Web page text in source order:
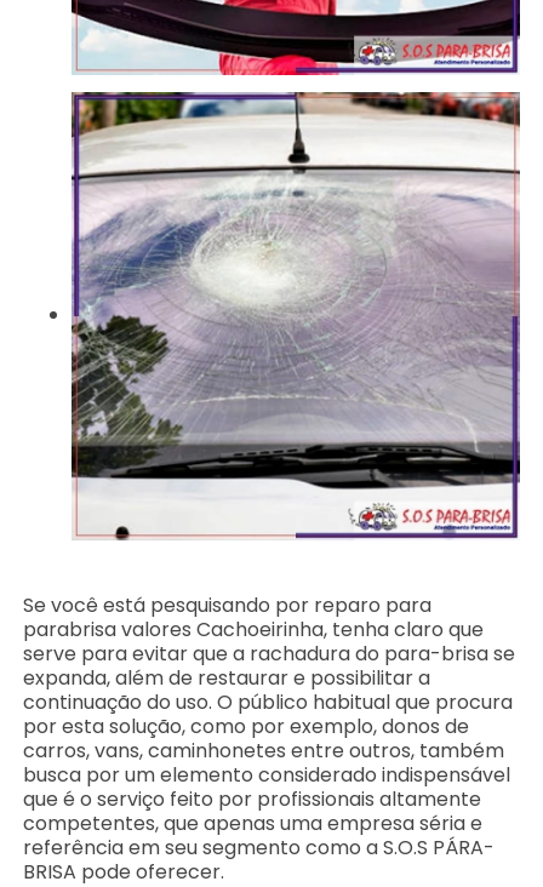
Se você está pesquisando por reparo para
parabrisa valores Cachoeirinha, tenha claro que
serve para evitar que a rachadura do para-brisa se
expanda, além de restaurar e possibilitar a
continuação do uso. O público habitual que procura
por esta solução, como por exemplo, donos de
carros, vans, caminhonetes entre outros, também
busca por um elemento considerado indispensável
que é o serviço feito por profissionais altamente
competentes, que apenas uma empresa séria e
referência em seu segmento como a S.O.S PÁRA-
BRISA pode oferecer.